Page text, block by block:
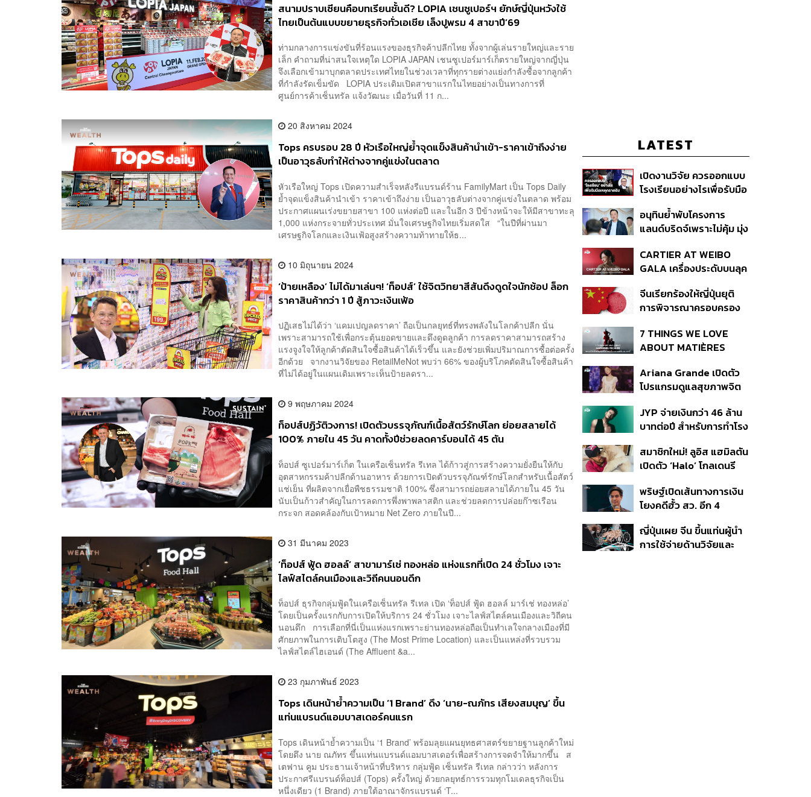
สนามปราบเซียนคือบทเรียนชั้นดี? LOPIA เชนซูเปอร์ฯ ยักษ์ญี่ปุ่นหวังใช้
ไทยเป็นต้นแบบขยายธุรกิจทั่วเอเชีย เล็งปูพรม 4 สาขาปี’69
ท่ามกลางการแข่งขันที่ร้อนแรงของธุรกิจค้าปลีกไทย ทั้งจากผู้เล่นรายใหญ่และราย
เล็ก คำถามที่น่าสนใจเหตุใด LOPIA JAPAN เชนซูเปอร์มาร์เก็ตรายใหญ่จากญี่ปุ่น
จึงเลือกเข้ามาบุกตลาดประเทศไทยในช่วงเวลาที่ทุกรายต่างแย่งกำลังซื้อจากลูกค้า
ที่กำลังรัดเข็มขัด LOPIA ประเดิมเปิดสาขาแรกในไทยอย่างเป็นทางการที่
ศูนย์การค้าเซ็นทรัล แจ้งวัฒนะ เมื่อวันที่ 11 ก...
20 สิงหาคม 2024
Tops ครบรอบ 28 ปี หัวเรือใหญ่ย้ำจุดแข็งสินค้านำเข้า-ราคาเข้าถึงง่าย
เป็นอาวุธลับทำให้ต่างจากคู่แข่งในตลาด
หัวเรือใหญ่ Tops เปิดความสำเร็จหลังรีแบรนด์ร้าน FamilyMart เป็น Tops Daily
ย้ำจุดแข็งสินค้านำเข้า ราคาเข้าถึงง่าย เป็นอาวุธลับต่างจากคู่แข่งในตลาด พร้อม
ประกาศแผนเร่งขยายสาขา 100 แห่งต่อปี และในอีก 3 ปีข้างหน้าจะให้มีสาขาทะลุ
1,000 แห่งกระจายทั่วประเทศ มั่นใจเศรษฐกิจไทยเริ่มสดใส “ในปีที่ผ่านมา
เศรษฐกิจโลกและเงินเฟ้อสูงสร้างความท้าทายให้ธ...
10 มิถุนายน 2024
‘ป้ายเหลือง’ ไม่ได้มาเล่นๆ! ‘ท็อปส์’ ใช้จิตวิทยาสีสันดึงดูดใจนักช้อป ล็อก
ราคาสินค้ากว่า 1 ปี สู้ภาวะเงินเฟ้อ
ปฏิเสธไม่ได้ว่า ‘แคมเปญลดราคา’ ถือเป็นกลยุทธ์ที่ทรงพลังในโลกค้าปลีก นั่น
เพราะสามารถใช้เพื่อกระตุ้นยอดขายและดึงดูดลูกค้า การลดราคาสามารถสร้าง
แรงจูงใจให้ลูกค้าตัดสินใจซื้อสินค้าได้เร็วขึ้น และยังช่วยเพิ่มปริมาณการซื้อต่อครั้ง
อีกด้วย จากงานวิจัยของ RetailMeNot พบว่า 66% ของผู้บริโภคตัดสินใจซื้อสินค้า
ที่ไม่ได้อยู่ในแผนเดิมเพราะเห็นป้ายลดรา...
9 พฤษภาคม 2024
ท็อปส์ปฏิวัติวงการ! เปิดตัวบรรจุภัณฑ์เนื้อสัตว์รักษ์โลก ย่อยสลายได้
100% ภายใน 45 วัน คาดทั้งปีช่วยลดคาร์บอนได้ 45 ตัน
ท็อปส์ ซูเปอร์มาร์เก็ต ในเครือเซ็นทรัล รีเทล ได้ก้าวสู่การสร้างความยั่งยืนให้กับ
อุตสาหกรรมค้าปลีกด้านอาหาร ด้วยการเปิดตัวบรรจุภัณฑ์รักษ์โลกสำหรับเนื้อสัตว์
แช่เย็น ที่ผลิตจากเยื่อพืชธรรมชาติ 100% ซึ่งสามารถย่อยสลายได้ภายใน 45 วัน
นับเป็นก้าวสำคัญในการลดการพึ่งพาพลาสติก และช่วยลดการปล่อยก๊าซเรือน
กระจก สอดคล้องกับเป้าหมาย Net Zero ภายในปี...
31 มีนาคม 2023
‘ท็อปส์ ฟู้ด ฮอลล์’ สาขามาร์เช่ ทองหล่อ แห่งแรกที่เปิด 24 ชั่วโมง เจาะ
ไลฟ์สไตล์คนเมืองและวิถีคนนอนดึก
ท็อปส์ ธุรกิจกลุ่มฟู้ดในเครือเซ็นทรัล รีเทล เปิด ‘ท็อปส์ ฟู้ด ฮอลล์ มาร์เช่ ทองหล่อ’
โดยเป็นครั้งแรกกับการเปิดให้บริการ 24 ชั่วโมง เจาะไลฟ์สไตล์คนเมืองและวิถีคน
นอนดึก การเลือกที่นี่เป็นแห่งแรกเพราะย่านทองหล่อถือเป็นทำเลใจกลางเมืองที่มี
ศักยภาพในการเติบโตสูง (The Most Prime Location) และเป็นแหล่งที่รวบรวม
ไลฟ์สไตล์ไฮเอนด์ (The Affluent &a...
23 กุมภาพันธ์ 2023
Tops เดินหน้าย้ำความเป็น ‘1 Brand’ ดึง ‘นาย-ณภัทร เสียงสมบุญ’ ขึ้น
แท่นแบรนด์แอมบาสเดอร์คนแรก
Tops เดินหน้าย้ำความเป็น ‘1 Brand’ พร้อมลุยแผนยุทธศาสตร์ขยายฐานลูกค้าใหม่
โดยดึง นาย ณภัทร ขึ้นแท่นแบรนด์แอมบาสเดอร์เพื่อสร้างการจดจำให้มากขึ้น ส
เตฟาน คูม ประธานเจ้าหน้าที่บริหาร กลุ่มฟู้ด เซ็นทรัล รีเทล กล่าวว่า หลังการ
ประกาศรีแบรนด์ท็อปส์ (Tops) ครั้งใหญ่ ด้วยกลยุทธ์การรวมทุกโมเดลธุรกิจเป็น
หนึ่งเดียว (1 Brand) ภายใต้อาณาจักรแบรนด์ ‘T...
LATEST
เปิดงานวิจัย ควรออกแบบ
โรงเรียนอย่างไรเพื่อรับมือ
อนุทินย้ำพับโครงการ
แลนด์บริดจ์เพราะไม่คุ้ม มุ่ง
รองรับอ่าวไทย-อันดามัน
CARTIER AT WEIBO
GALA เครื่องประดับบนลุค
สำคัญ
จีนเรียกร้องให้ญี่ปุ่นยุติ
การพิจารณาครอบครอง
7 THINGS WE LOVE
ABOUT MATIÈRES
Ariana Grande เปิดตัว
โปรแกรมดูแลสุขภาพจิต
ดนตรี
JYP จ่ายเงินกว่า 46 ล้าน
บาทต่อปี สำหรับการทำโรง
สมาชิกใหม่! ลูอิส แฮมิลตัน
เปิดตัว ‘Halo’ โกลเดนรี
พริษฐ์เปิดเส้นทางการเงิน
โยงคดีฮั้ว สว. อีก 4
อำนาจเจริญโอนเงินให้เจ้า
หน้าที่ กกต. ฝ่ายสืบสวน
ญี่ปุ่นเผย จีน ขึ้นแท่นผู้นำ
การใช้จ่ายด้านวิจัยและ